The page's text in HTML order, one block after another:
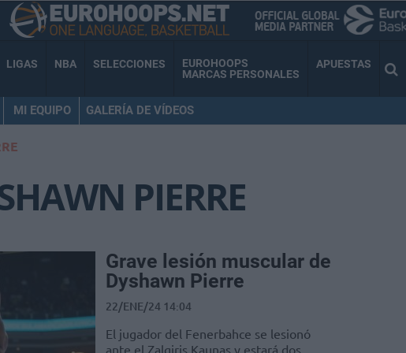
LIGAS NBA SELECCIONES
EUROHOOPS
MARCAS PERSONALES
APUESTAS
MI EQUIPO GALERÍA DE VÍDEOS
PIERRE
Grave lesión muscular de
Dyshawn Pierre
22/ENE/24 14:04
El jugador del Fenerbahce se lesionó
ante el Zalgiris Kaunas y estará dos